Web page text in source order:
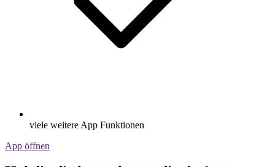
viele weitere App Funktionen
App öffnen